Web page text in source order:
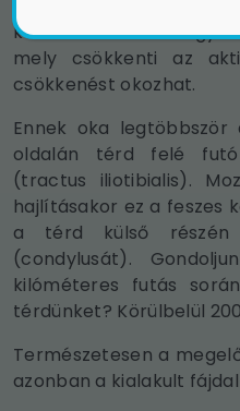
körében rendkívül
mely csökkenti az
csökkenést okozhat.
Ennek oka
oldalán térd felé
(tractus iliotibialis).
hajlításakor ez a feszes
a térd külső
(condylusát).
kilóméteres futás
térdünket? Körülbelül
Természetesen a
azonban a kialakult